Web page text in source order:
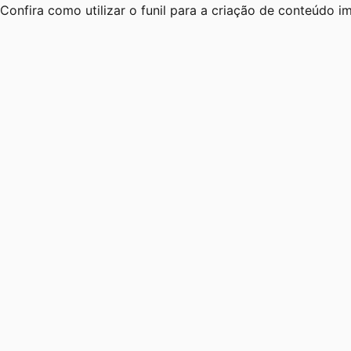
Confira como utilizar o funil para a criação de conteúdo